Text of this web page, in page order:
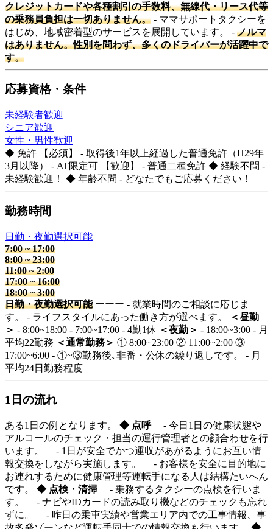
クレジットカードや各種割引の手数料、無線代・リース代等
の乗務員負担は一切ありません。 - ママサポートタクシーを
はじめ、地域密着型のサービスを展開しています。 - ノルマ
はありません。性別を問わず、多くのドライバーが活躍中で
す。
応募資格・条件
未経験者歓迎
シニア歓迎
女性・男性歓迎
◆ 免許 【必須】 - 取得後1年以上経過した普通免許（H29年
3月以降） - AT限定可 【歓迎】 - 普通二種免許 ◆ 経験不問 -
未経験歓迎！ ◆ 年齢不問 - どなたでもご応募ください！
勤務時間
日勤・夜勤選択可能
7:00~17:00
8:00~23:00
11:00~2:00
17:00~16:00
18:00~3:00
日勤・夜勤選択可能ーーー - 就業時間のご相談に応じま
す。 - ライフスタイルにあった働き方が選べます。
＜昼勤
＞ - 8:00~18:00 - 7:00~17:00 - 4勤1休 ＜夜勤＞ - 18:00~3:00 - 月
平均22勤務 ＜通常勤務＞ ① 8:00~23:00 ② 11:00~2:00 ③
17:00~6:00 - ①~③勤務後､非番・公休の繰り返しです。 - 月
平均24日勤務程度
1日の流れ
ある1日の例となります。 ◆ 点呼- 今日1日の健康状態や
アルコールのチェック・担当の運行管理者との顔合わせを行
います。 - 1日が安全でかつ運収があがるようにお互い情
報交換をしながら実施します。 - お客様を安全に目的地に
お連れするために健康管理等運転手になる人は結構たいへん
です。 ◆ 点検・清掃 - 乗務するタクシーの点検を行いま
す。 - ナビやIDカードの読み取り機などのチェックも忘れ
ずに。 - 昨日の乗車実績や営業エリア内での工事情報、事